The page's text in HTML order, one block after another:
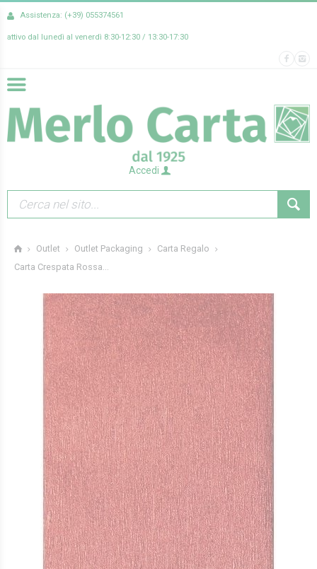
Assistenza: (+39) 055374561
attivo dal lunedì al venerdì 8:30-12:30 / 13:30-17:30
Accedi
Outlet Outlet Packaging
Carta Regalo
Carta Crespata Rossa...